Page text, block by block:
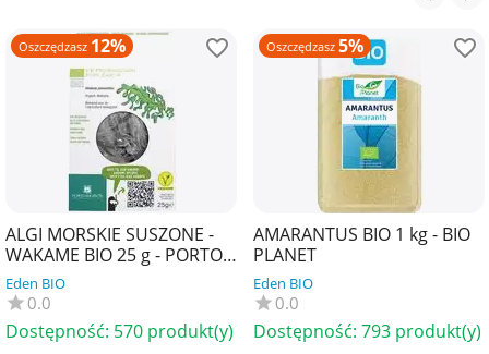
Oszczędzasz 12%
ALGI MORSKIE SUSZONE -
WAKAME BIO 25 g - PORTO
MUINOS
Eden BIO
0.0
Dostępność: 570 produkt(y)
Oszczędzasz 5%
AMARANTUS BIO 1 kg - BIO
PLANET
Eden BIO
0.0
Dostępność: 793 produkt(y)